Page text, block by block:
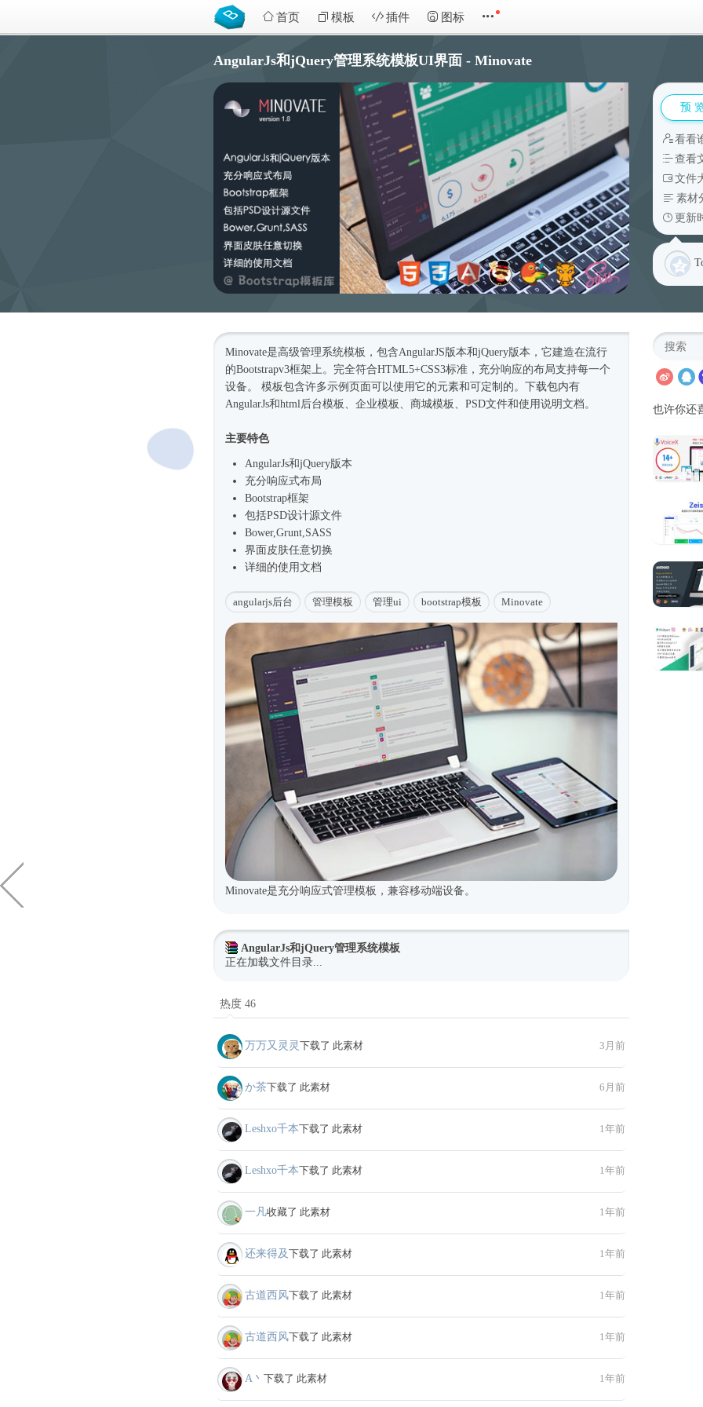
首页 模板 插件 图标
AngularJs和jQuery管理系统模板UI界面 - Minovate
预
看看
查看
文件
素材
更新
Minovate是高级管理系统模板，包含AngularJS版本和jQuery版本，它建造在流行
的Bootstrapv3框架上。完全符合HTML5+CSS3标准，充分响应的布局支持每一个
设备。 模板包含许多示例页面可以使用它的元素和可定制的。下载包内有
AngularJs和html后台模板 、企业模板 、商城模板、PSD文件和使用说明文档。
主要特色
AngularJs和jQuery版本
充分响应式布局
Bootstrap框架
包括PSD设计源文件
Bower,Grunt,SASS
界面皮肤任意切换
详细的使用文档
angularjs后台 管理模板 管理ui bootstrap模板 Minovate
Minovate是充分响应式管理模板，兼容移动端设备。
AngularJs和jQuery管理系统模板
正在加载文件目录...
热度 46
万万又灵灵 下载了 此素材 3月前
か茶下载了 此素材 6月前
Leshxo千本下载了 此素材 1年前
Leshxo千本下载了 此素材 1年前
一凡收藏了 此素材 1年前
还来得及下载了 此素材 1年前
古道西风下载了 此素材 1年前
古道西风下载了 此素材 1年前
A丶 下载了 此素材 1年前
也许你还